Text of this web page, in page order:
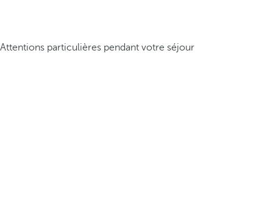
Attentions particulières pendant votre séjour